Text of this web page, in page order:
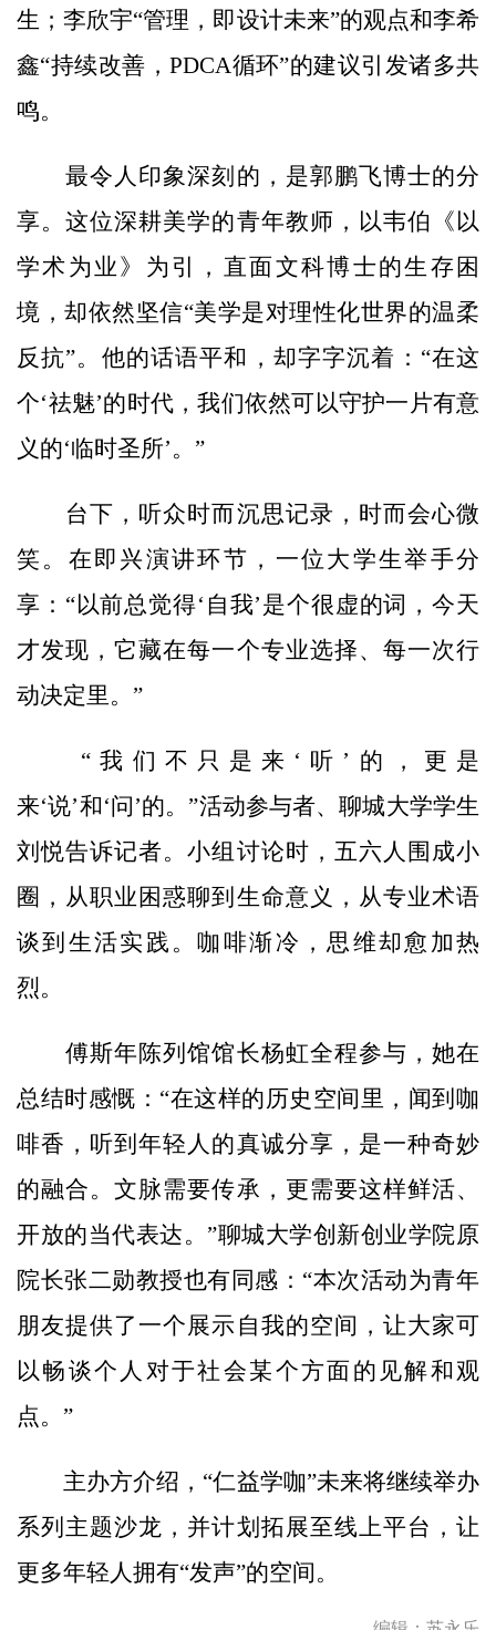
生；李欣宇“管理，即设计未来”的观点和李希
鑫“持续改善，PDCA循环”的建议引发诸多共
鸣。
最令人印象深刻的，是郭鹏飞博士的分
享。这位深耕美学的青年教师，以韦伯《以
学术为业》为引，直面文科博士的生存困
境，却依然坚信“美学是对理性化世界的温柔
反抗”。他的话语平和，却字字沉着：“在这
个‘祛魅’的时代，我们依然可以守护一片有意
义的‘临时圣所’。”
台下，听众时而沉思记录，时而会心微
笑。在即兴演讲环节，一位大学生举手分
享：“以前总觉得‘自我’是个很虚的词，今天
才发现，它藏在每一个专业选择、每一次行
动决定里。”
“我们不只是来‘听’的，更是
来‘说’和‘问’的。”活动参与者、聊城大学学生
刘悦告诉记者。小组讨论时，五六人围成小
圈，从职业困惑聊到生命意义，从专业术语
谈到生活实践。咖啡渐冷，思维却愈加热
烈。
傅斯年陈列馆馆长杨虹全程参与，她在
总结时感慨：“在这样的历史空间里，闻到咖
啡香，听到年轻人的真诚分享，是一种奇妙
的融合。文脉需要传承，更需要这样鲜活、
开放的当代表达。”聊城大学创新创业学院原
院长张二勋教授也有同感：“本次活动为青年
朋友提供了一个展示自我的空间，让大家可
以畅谈个人对于社会某个方面的见解和观
点。”
主办方介绍，“仁益学咖”未来将继续举办
系列主题沙龙，并计划拓展至线上平台，让
更多年轻人拥有“发声”的空间。